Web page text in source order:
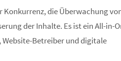
Konkurrenz, die Überwachung
der Inhalte. Es ist ein All-in-
Website-Betreiber und digitale